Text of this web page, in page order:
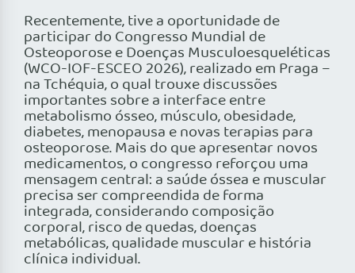
Recentemente, tive a oportunidade de
participar do Congresso Mundial de
Osteoporose e Doenças Musculoesqueléticas
(WCO-IOF-ESCEO 2026), realizado em Praga –
na Tchéquia, o qual trouxe discussões
importantes sobre a interface entre
metabolismo ósseo, músculo, obesidade,
diabetes, menopausa e novas terapias para
osteoporose. Mais do que apresentar novos
medicamentos, o congresso reforçou uma
mensagem central: a saúde óssea e muscular
precisa ser compreendida de forma
integrada, considerando composição
corporal, risco de quedas, doenças
metabólicas, qualidade muscular e história
clínica individual.